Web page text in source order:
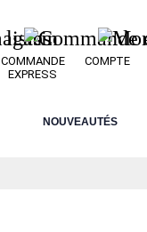
COMMANDE
EXPRESS
COMPTE
NOUVEAUTÉS